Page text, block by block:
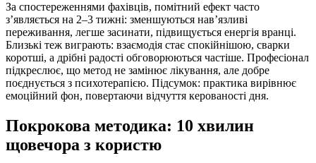
За спостереженнями фахівців, помітний ефект часто
з’являється на 2–3 тижні: зменшуються нав’язливі
переживання, легше засинати, підвищується енергія вранці.
Близькі теж виграють: взаємодія стає спокійнішою, сварки
коротші, а дрібні радості обговорюються частіше. Професіонал
підкреслює, що метод не замінює лікування, але добре
поєднується з психотерапією. Підсумок: практика вирівнює
емоційний фон, повертаючи відчуття керованості дня.
Покрокова методика: 10 хвилин
щовечора з користю